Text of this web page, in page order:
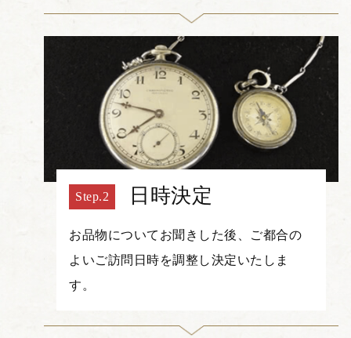
日時決定
お品物についてお聞きした後、ご都合の
よいご訪問日時を調整し決定いたしま
す。